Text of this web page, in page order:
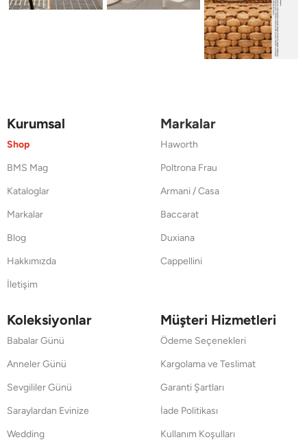
Kurumsal
Shop
BMS Mag
Kataloglar
Markalar
Blog
Hakkımızda
İletişim
Markalar
Haworth
Poltrona Frau
Armani / Casa
Baccarat
Duxiana
Cappellini
Koleksiyonlar
Babalar Günü
Anneler Günü
Sevgililer Günü
Saraylardan Evinize
Wedding
Müşteri Hizmetleri
Ödeme Seçenekleri
Kargolama ve Teslimat
Garanti Şartları
İade Politikası
Kullanım Koşulları